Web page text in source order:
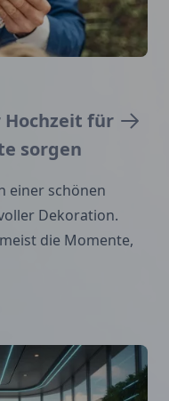
Hochzeit für
sorgen
einer schönen
Dekoration.
die Momente,